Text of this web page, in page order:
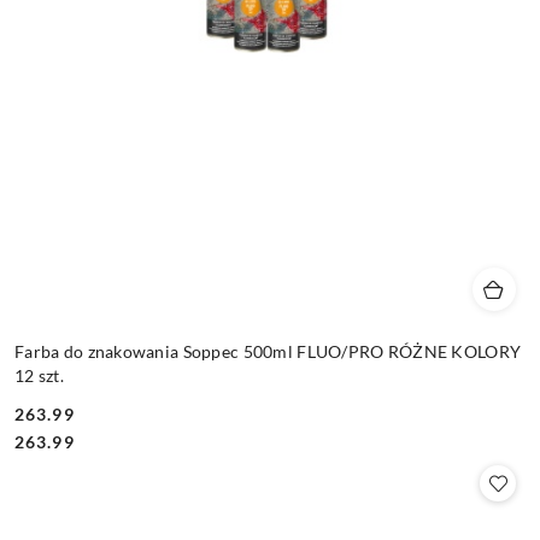
Farba do znakowania Soppec 500ml FLUO/PRO RÓŻNE KOLORY
12 szt.
Cena:
263.99
Cena:
263.99